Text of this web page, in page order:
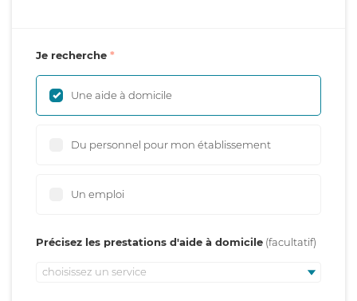
Je recherche
Une aide à domicile
Du personnel pour mon établissement
Un emploi
Précisez les prestations d'aide à domicile
choisissez un service